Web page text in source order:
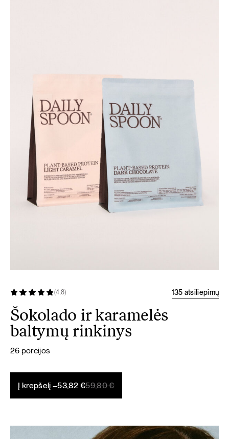
(4.8) 135 atsiliepimų
Šokolado ir karamelės
baltymų rinkinys
26 porcijos
Į krepšelį – 59,80€
Original
price
53,82€
Current
price